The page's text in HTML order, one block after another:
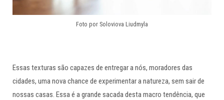
Foto por Soloviova Liudmyla
Essas texturas são capazes de entregar a nós, moradores das
cidades, uma nova chance de experimentar a natureza, sem sair de
nossas casas. Essa é a grande sacada desta macro tendência, que